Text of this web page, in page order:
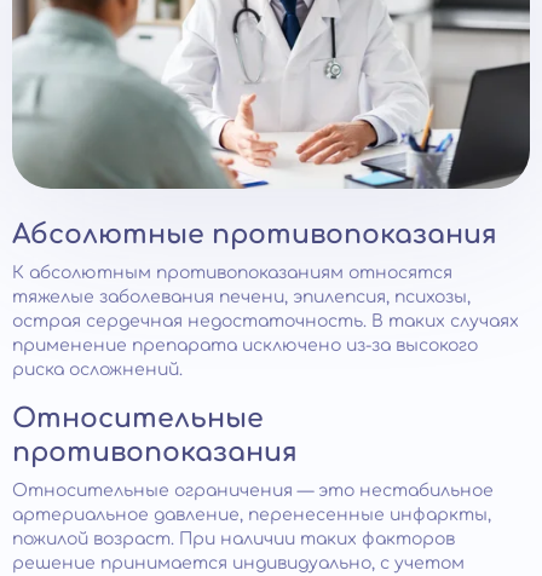
Абсолютные противопоказания
К абсолютным противопоказаниям относятся
тяжелые заболевания печени, эпилепсия, психозы,
острая сердечная недостаточность. В таких случаях
применение препарата исключено из-за высокого
риска осложнений.
Относительные
противопоказания
Относительные ограничения — это нестабильное
артериальное давление, перенесенные инфаркты,
пожилой возраст. При наличии таких факторов
решение принимается индивидуально, с учетом